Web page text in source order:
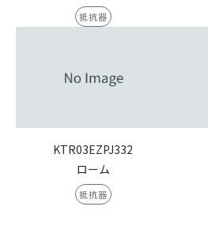
抵抗器
KTR03EZPJ332
ローム
抵抗器